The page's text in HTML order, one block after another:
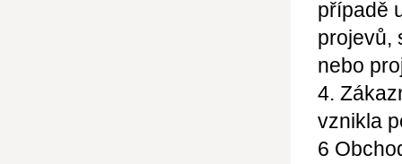
případě
projevů,
nebo
4.
vznikla
6